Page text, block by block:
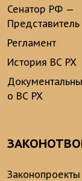
Сенатор РФ —
Регламент
История ВС РХ
о ВС РХ
Законопроекты